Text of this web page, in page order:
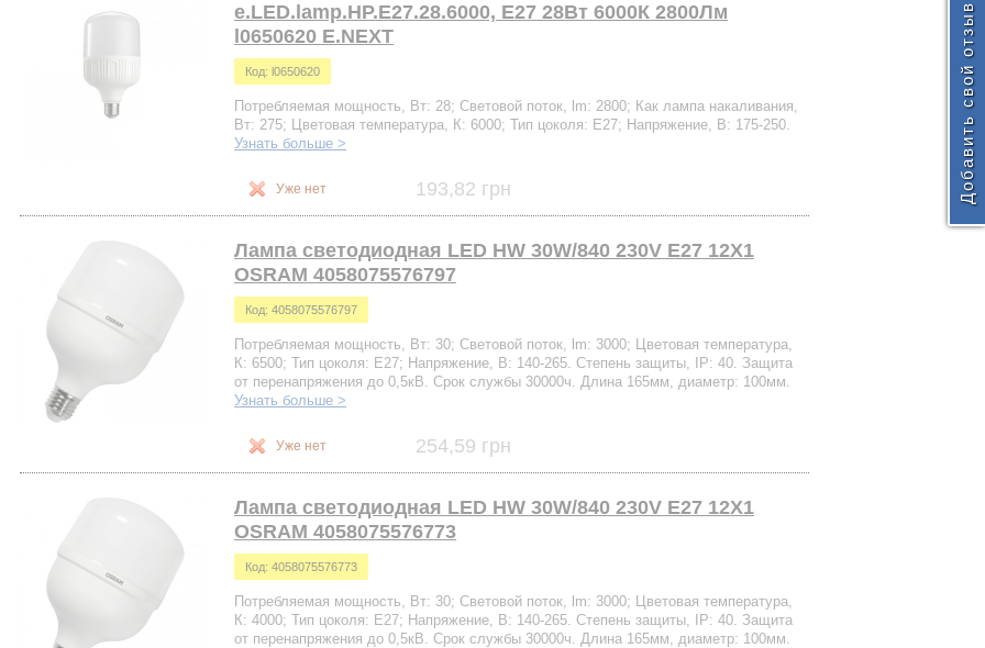
e.LED.lamp.HP.E27.28.6000, Е27 28Вт 6000К 2800Лм
l0650620 E.NEXT
Код: l0650620
Потребляемая мощность, Вт: 28; Световой поток, lm: 2800; Как лампа накаливания,
Вт: 275; Цветовая температура, К: 6000; Тип цоколя: Е27; Напряжение, В: 175-250.
Узнать больше >
193,82 грн
Уже нет
Лампа светодиодная LED HW 30W/840 230V E27 12X1
OSRAM 4058075576797
Код: 4058075576797
Потребляемая мощность, Вт: 30; Световой поток, lm: 3000; Цветовая температура,
К: 6500; Тип цоколя: Е27; Напряжение, В: 140-265. Степень защиты, IP: 40. Защита
от перенапряжения до 0,5кВ. Срок службы 30000ч. Длина 165мм, диаметр: 100мм.
Узнать больше >
254,59 грн
Уже нет
Лампа светодиодная LED HW 30W/840 230V E27 12X1
OSRAM 4058075576773
Код: 4058075576773
Потребляемая мощность, Вт: 30; Световой поток, lm: 3000; Цветовая температура,
К: 4000; Тип цоколя: Е27; Напряжение, В: 140-265. Степень защиты, IP: 40. Защита
от перенапряжения до 0,5кВ. Срок службы 30000ч. Длина 165мм, диаметр: 100мм.
Добавить свой отзыв